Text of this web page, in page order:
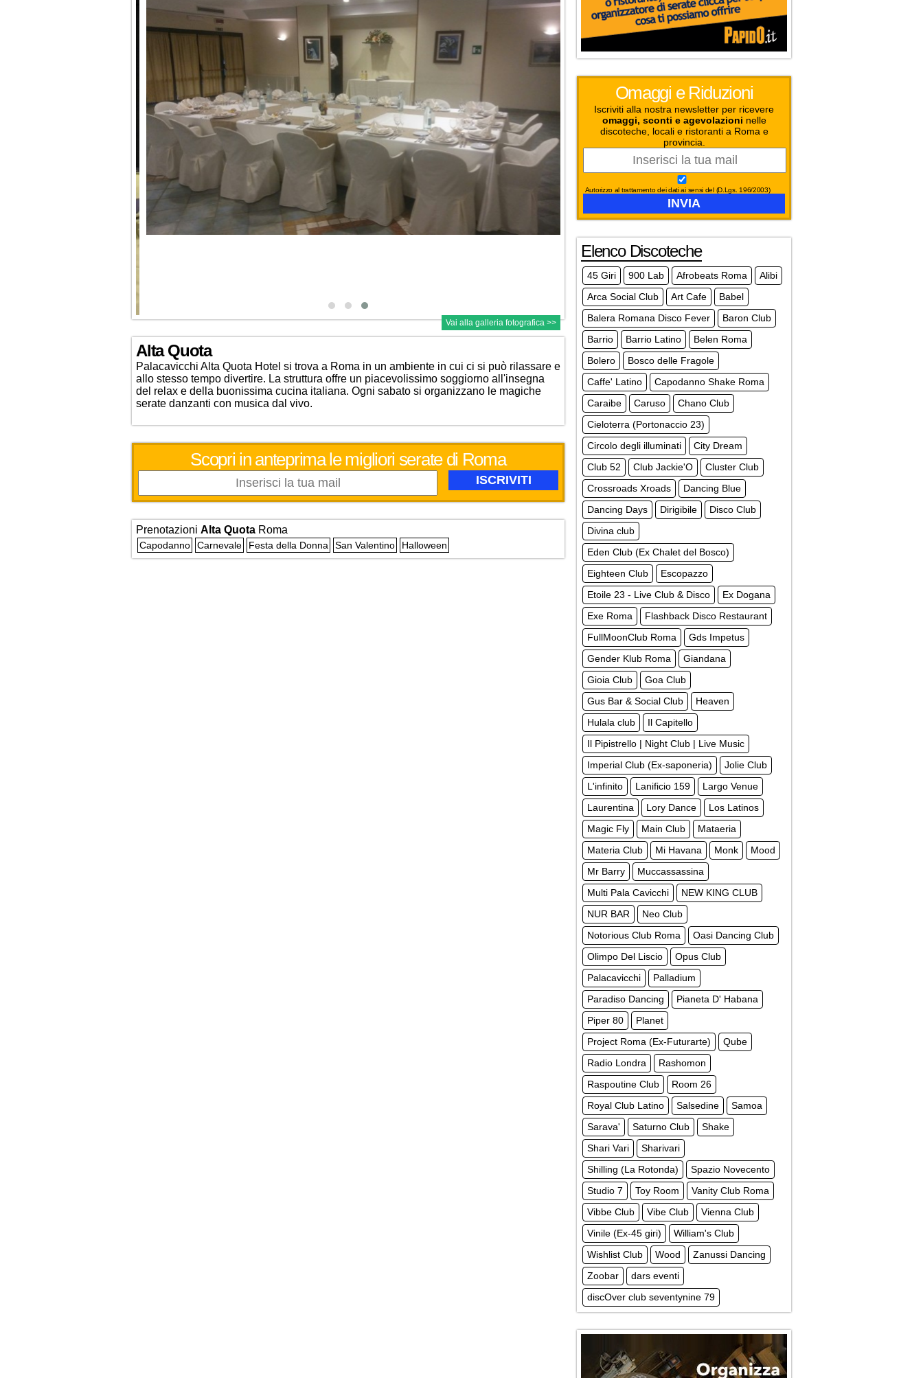
Vai alla galleria fotografica >>
Alta Quota
Palacavicchi Alta Quota Hotel si trova a Roma in un ambiente in cui ci si può rilassare e
allo stesso tempo divertire. La struttura offre un piacevolissimo soggiorno all'insegna
del relax e della buonissima cucina italiana. Ogni sabato si organizzano le magiche
serate danzanti con musica dal vivo.
Scopri in anteprima le migliori serate di Roma
Prenotazioni Alta Quota Roma
Capodanno Carnevale Festa della Donna San Valentino Halloween
Omaggi e Riduzioni
Iscriviti alla nostra newsletter per ricevere
omaggi, sconti e agevolazioni nelle
discoteche, locali e ristoranti a Roma e
provincia.
Autorizzo al trattamento dei dati ai sensi del (D.Lgs. 196/2003)
Elenco Discoteche
45 Giri 900 Lab Afrobeats Roma
Alibi
Arca Social Club
Art Cafe
Babel
Balera Romana Disco Fever
Baron Club
Barrio
Barrio Latino
Belen Roma
Bolero
Bosco delle Fragole
Caffe' Latino
Capodanno Shake Roma
Caraibe
Caruso
Chano Club
Cieloterra (Portonaccio 23)
Circolo degli illuminati
City Dream
Club 52
Club Jackie'O
Cluster Club
Crossroads Xroads
Dancing Blue
Dancing Days
Dirigibile
Disco Club
Divina club
Eden Club (Ex Chalet del Bosco)
Eighteen Club
Escopazzo
Etoile 23 - Live Club & Disco
Ex Dogana
Exe Roma
Flashback Disco Restaurant
FullMoonClub Roma
Gds Impetus
Gender Klub Roma
Giandana
Gioia Club
Goa Club
Gus Bar & Social Club
Heaven
Hulala club
Il Capitello
Il Pipistrello | Night Club | Live Music
Imperial Club (Ex-saponeria)
Jolie Club
L'infinito
Lanificio 159
Largo Venue
Laurentina
Lory Dance
Los Latinos
Magic Fly
Main Club
Mataeria
Materia Club
Mi Havana Monk
Mood
Mr Barry
Muccassassina
Multi Pala Cavicchi
NEW KING CLUB
NUR BAR
Neo Club
Notorious Club Roma
Oasi Dancing Club
Olimpo Del Liscio
Opus Club
Palacavicchi
Palladium
Paradiso Dancing
Pianeta D' Habana
Piper 80
Planet
Project Roma (Ex-Futurarte)
Qube
Radio Londra
Rashomon
Raspoutine Club
Room 26
Royal Club Latino
Salsedine
Samoa
Sarava'
Saturno Club
Shake
Shari Vari
Sharivari
Shilling (La Rotonda)
Spazio Novecento
Studio 7
Toy Room
Vanity Club Roma
Vibbe Club
Vibe Club
Vienna Club
Vinile (Ex-45 giri)
William's Club
Wishlist Club
Wood
Zanussi Dancing
Zoobar
dars eventi
discOver club seventynine 79